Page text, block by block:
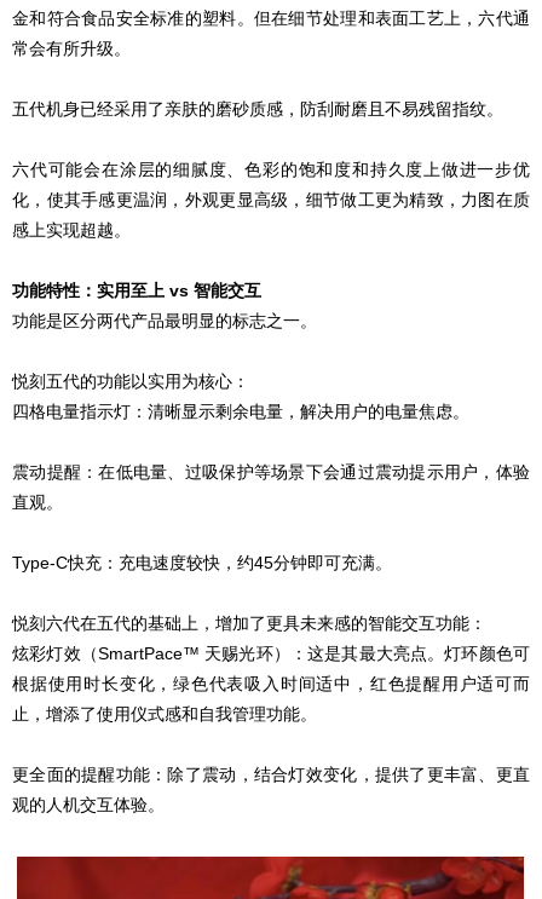
金和符合食品安全标准的塑料。但在细节处理和表面工艺上，六代通
常会有所升级。
五代机身已经采用了亲肤的磨砂质感，防刮耐磨且不易残留指纹。
六代可能会在涂层的细腻度、色彩的饱和度和持久度上做进一步优
化，使其手感更温润，外观更显高级，细节做工更为精致，力图在质
感上实现超越。
功能特性：实用至上 vs 智能交互
功能是区分两代产品最明显的标志之一。
悦刻五代的功能以实用为核心：
四格电量指示灯：清晰显示剩余电量，解决用户的电量焦虑。
震动提醒：在低电量、过吸保护等场景下会通过震动提示用户，体验
直观。
Type-C快充：充电速度较快，约45分钟即可充满。
悦刻六代在五代的基础上，增加了更具未来感的智能交互功能：
炫彩灯效（SmartPace™ 天赐光环）：这是其最大亮点。灯环颜色可
根据使用时长变化，绿色代表吸入时间适中，红色提醒用户适可而
止，增添了使用仪式感和自我管理功能。
更全面的提醒功能：除了震动，结合灯效变化，提供了更丰富、更直
观的人机交互体验。